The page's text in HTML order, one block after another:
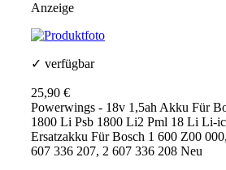
Anzeige
✓ verfügbar
25,90 €
Powerwings - 18v 1,5ah Akku Für
1800 Li Psb 1800 Li2 Pml 18 Li Li-
Ersatzakku Für Bosch 1 600 Z00
607 336 207, 2 607 336 208 Neu